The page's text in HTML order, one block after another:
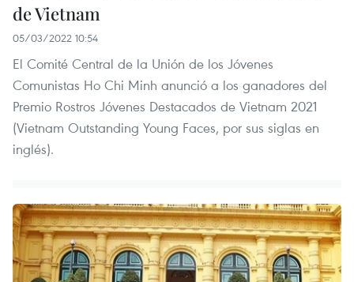
de Vietnam
05/03/2022 10:54
El Comité Central de la Unión de los Jóvenes
Comunistas Ho Chi Minh anunció a los ganadores del
Premio Rostros Jóvenes Destacados de Vietnam 2021
(Vietnam Outstanding Young Faces, por sus siglas en
inglés).